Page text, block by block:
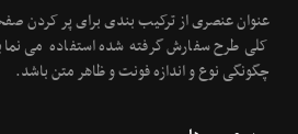
عنوان عنصری از ترکیب بندی برای پر کردن
کلی طرح سفارش گرفته شده استفاده می
چگونگی نوع و اندازه فونت و ظاهر متن باشد.